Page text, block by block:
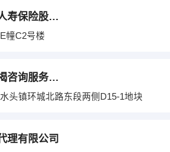
中国太平洋人寿保险股份有限公司
幢C2号楼
广州葡东按揭咨询服务有限公司
头镇环城北路东段两侧D15-1地块
理有限公司